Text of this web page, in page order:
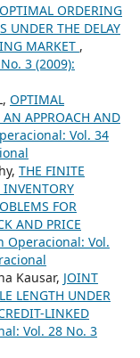
OPTIMAL ORDERING
UNDER THE DELAY
MARKET ,
3 (2009):
OPTIMAL
APPROACH AND
Vol. 34
THE FINITE
FOR
AND PRICE
Operacional: Vol.
Kausar, JOINT
LENGTH UNDER
LINKED
Vol. 28 No. 3